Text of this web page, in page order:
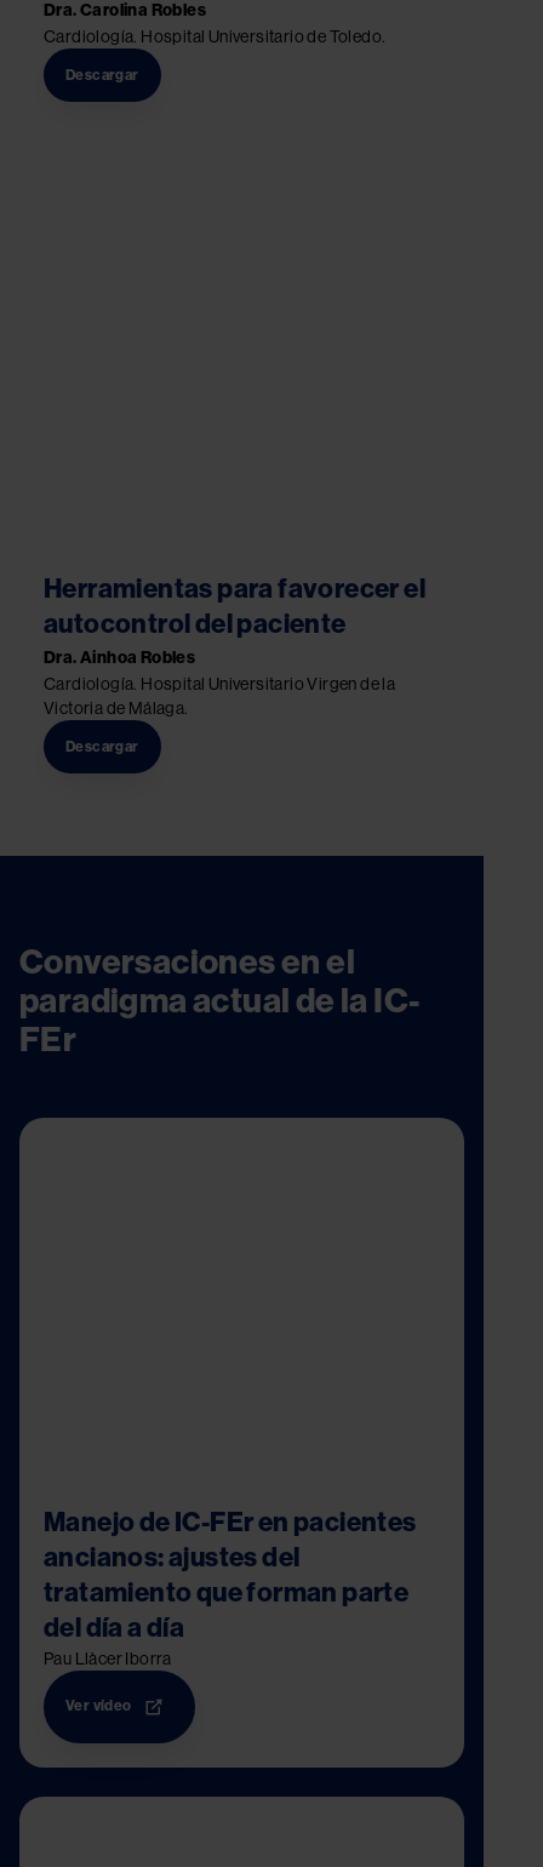
Dra. Carolina Robles
Cardiología. Hospital Universitario de Toledo.
Descargar
Herramientas para favorecer el
autocontrol del paciente
Dra. Ainhoa Robles
Cardiología. Hospital Universitario Virgen de la
Victoria de Málaga.
Descargar
Conversaciones en el
paradigma actual de la IC-
FEr
Image
Manejo de IC-FEr en pacientes
ancianos: ajustes del
tratamiento que forman parte
del día a día
Pau Llàcer Iborra
Ver vídeo
Image